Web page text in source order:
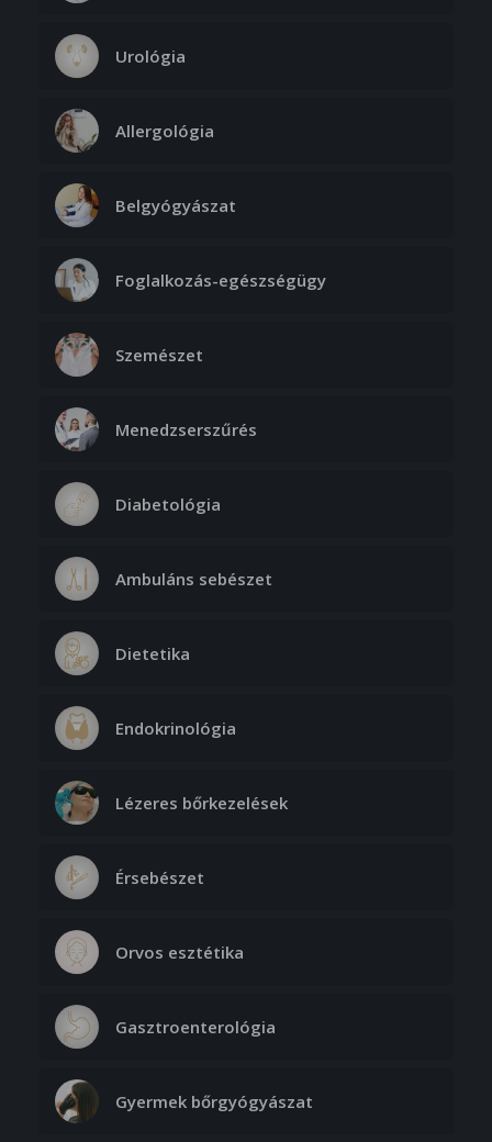
Urológia
Allergológia
Belgyógyászat
Foglalkozás-egészségügy
Szemészet
Menedzserszűrés
Diabetológia
Ambuláns sebészet
Dietetika
Endokrinológia
Lézeres bőrkezelések
Érsebészet
Orvos esztétika
Gasztroenterológia
Gyermek bőrgyógyászat